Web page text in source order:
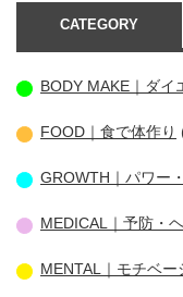
CATEGORY
BODY MAKE｜ダイ
FOOD｜食で体作り
GROWTH｜パワー
MEDICAL｜予防・
MENTAL｜モチベー